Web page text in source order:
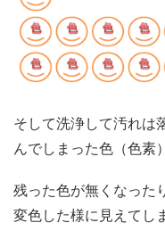
そして洗浄して汚れは
んでしまった色（色素
残った色が無くなった
変色した様に見えてし